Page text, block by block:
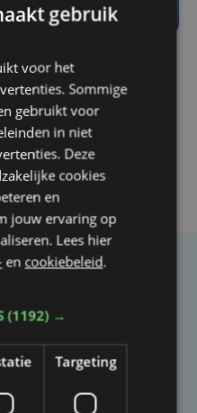
is na
opgemerkt in dit
weten
gebruik
voor het
Sommige
gebruikt voor
in niet
Deze
cookies
en
jouw ervaring op
Lees hier
en cookiebeleid.
(1192) →
Targeting